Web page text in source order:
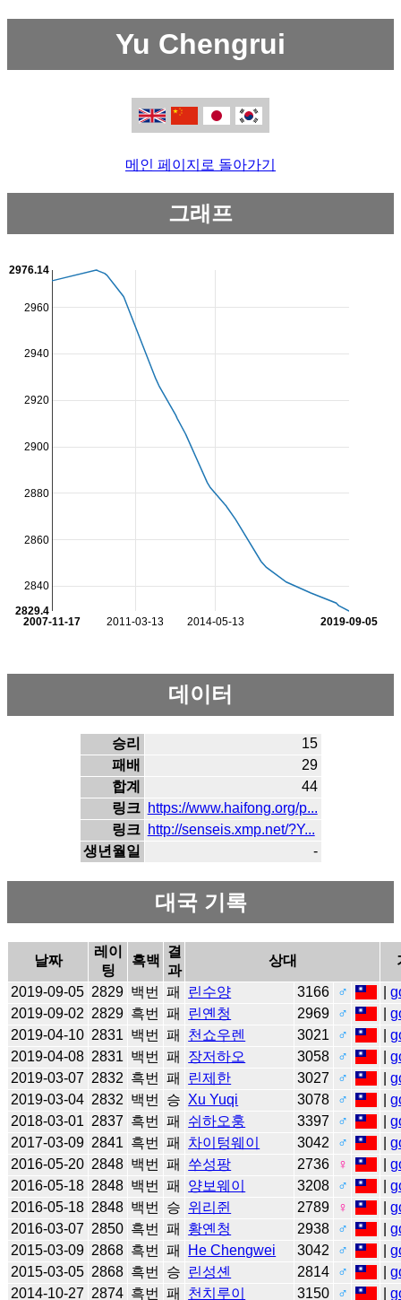
Yu Chengrui
메인 페이지로 돌아가기
그래프
2011-03-13 2014-05-13
2007-11-17 2019-09-05
2840
2860
2880
2900
2920
2940
2960
2829.4
2976.14
데이터
승리
15
패배
29
합계
44
링크 https://www.haifong.org/p...
링크 http://senseis.xmp.net/?Y...
생년월일
-
대국 기록
날짜
레이
팅
흑백
결
과
상대
2019-09-05 2829 백번 패 린수양 3166 ♂ |
2019-09-02 2829 흑번 패 린옌청 2969 ♂ |
2019-04-10 2831 백번 패 천쇼우렌 3021 ♂ |
2019-04-08 2831 백번 패 장저하오 3058 ♂ |
2019-03-07 2832 흑번 패 린제한 3027 ♂ |
2019-03-04 2832 백번 승 Xu Yuqi 3078 ♂ |
2018-03-01 2837 흑번 패 쉬하오훙 3397 ♂ |
2017-03-09 2841 흑번 패 차이텅웨이 3042 ♂ |
2016-05-20 2848 백번 패 쑤성팡 2736 ♀ |
2016-05-18 2848 백번 패 양보웨이 3208 ♂ |
2016-05-18 2848 백번 승 위리쥔 2789 ♀ |
2016-03-07 2850 흑번 패 황옌청 2938 ♂ |
2015-03-09 2868 흑번 패 He Chengwei 3042 ♂ |
2015-03-05 2868 흑번 승 린성셴 2814 ♂ |
2014-10-27 2874 흑번 패 천치루이 3150 ♂ |